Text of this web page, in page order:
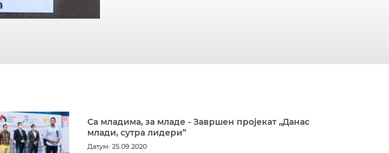
Са младима, за младе - Завршен пројекат „Данас
млади, сутра лидери”
Датум: 25.09.2020